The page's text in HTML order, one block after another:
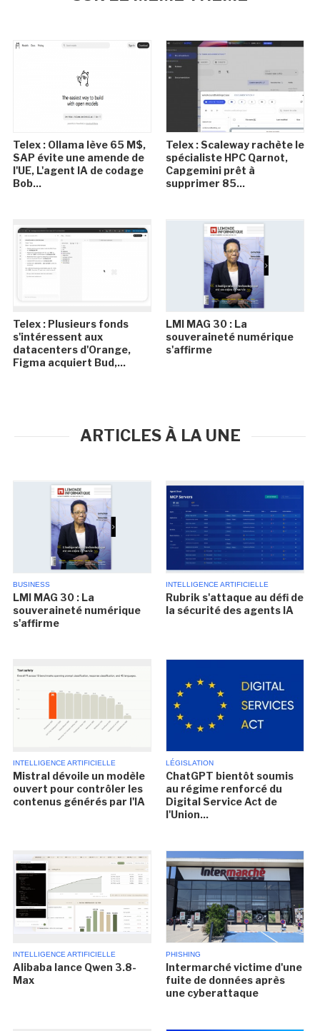
Telex : Ollama lève 65 M$,
SAP évite une amende de
l'UE, L'agent IA de codage
Bob...
Telex : Scaleway rachète le
spécialiste HPC Qarnot,
Capgemini prêt à
supprimer 85...
Telex : Plusieurs fonds
s'intéressent aux
datacenters d'Orange,
Figma acquiert Bud,...
LMI MAG 30 : La
souveraineté numérique
s'affirme
ARTICLES À LA UNE
BUSINESS
LMI MAG 30 : La
souveraineté numérique
s'affirme
INTELLIGENCE ARTIFICIELLE
Rubrik s'attaque au défi de
la sécurité des agents IA
INTELLIGENCE ARTIFICIELLE
Mistral dévoile un modèle
ouvert pour contrôler les
contenus générés par l'IA
LÉGISLATION
ChatGPT bientôt soumis
au régime renforcé du
Digital Service Act de
l'Union...
INTELLIGENCE ARTIFICIELLE
Alibaba lance Qwen 3.8-
Max
PHISHING
Intermarché victime d'une
fuite de données après
une cyberattaque